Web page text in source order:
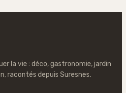
la vie : déco, gastronomie, jardin
racontés depuis Suresnes.